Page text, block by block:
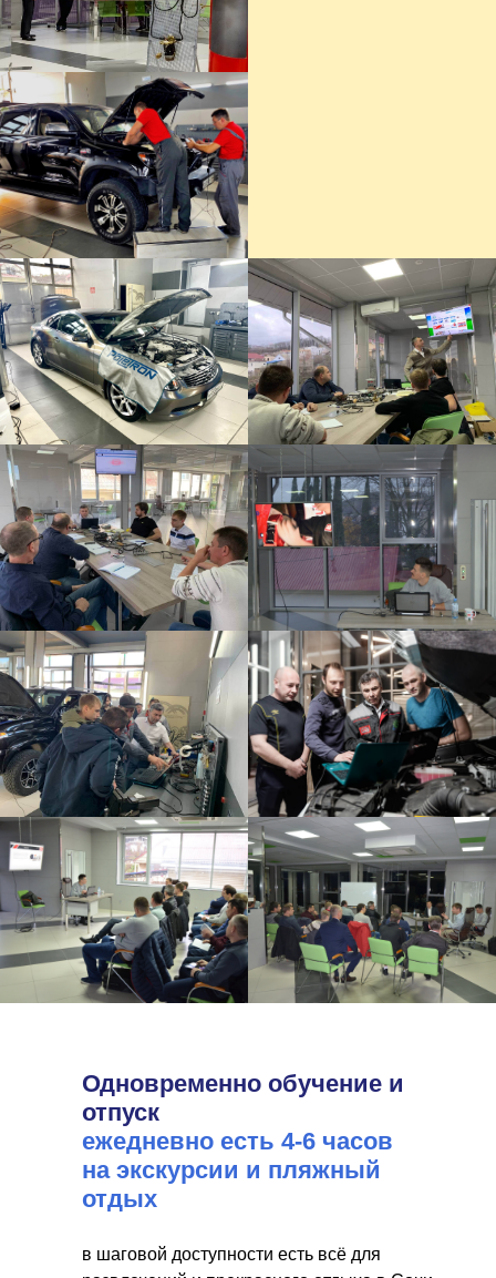
Одновременно обучение и
отпуск
ежедневно есть 4-6 часов
на экскурсии и пляжный
отдых
в шаговой доступности есть всё для